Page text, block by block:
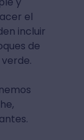
el
incluir
de